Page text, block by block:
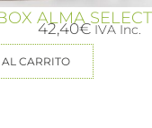
ALMA
42,40€ IVA Inc.
CARRITO